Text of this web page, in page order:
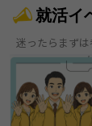
就活イ
迷ったらまず